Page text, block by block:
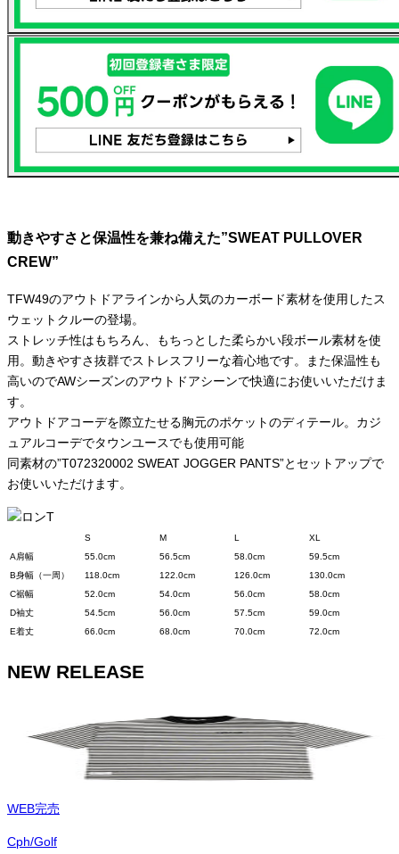
動きやすさと保温性を兼ね備えた”SWEAT PULLOVER
CREW”
TFW49のアウトドアラインから人気のカーボード素材を使用したス
ウェットクルーの登場。
ストレッチ性はもちろん、もちっとした柔らかい段ボール素材を使
用。動きやすさ抜群でストレスフリーな着心地です。また保温性も
高いのでAWシーズンのアウトドアシーンで快適にお使いいただけま
す。
アウトドアコーデを際立たせる胸元のポケットのディテール。カジ
ュアルコーデでタウンユースでも使用可能
同素材の”T072320002 SWEAT JOGGER PANTS”とセットアップで
お使いいただけます。
S M L
XL
A肩幅 55.0cm 56.5cm 58.0cm
59.5cm
B身幅（一周） 118.0cm 122.0cm 126.0cm
130.0cm
C裾幅 52.0cm 54.0cm 56.0cm
58.0cm
D袖丈 54.5cm 56.0cm 57.5cm
59.0cm
E着丈 66.0cm 68.0cm 70.0cm 72.0cm
NEW RELEASE
WEB完売
Cph/Golf